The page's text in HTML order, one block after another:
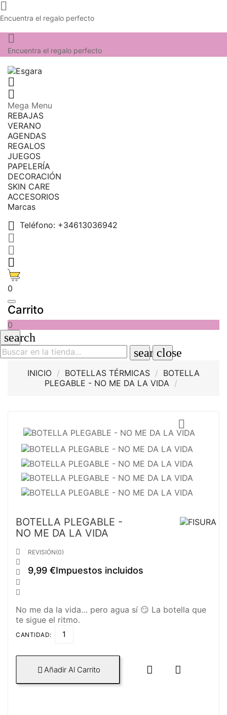

Encuentra el regalo perfecto

Encuentra el regalo perfecto


Mega Menu
REBAJAS
VERANO
AGENDAS
REGALOS
JUEGOS
PAPELERÍA
DECORACIÓN
SKIN CARE
ACCESORIOS
Marcas
 Teléfono: +34613036942



0
Carrito
0
search
searchclose
INICIO BOTELLAS TÉRMICAS
BOTELLA
PLEGABLE - NO ME DA LA VIDA

BOTELLA PLEGABLE -
NO ME DA LA VIDA





REVISIÓN(0)
9,99 €Impuestos incluidos
No me da la vida… pero agua sí 😏 La botella que
te sigue el ritmo.
CANTIDAD:
 Añadir Al Carrito  